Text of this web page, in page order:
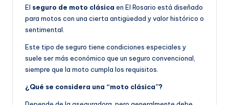
El seguro de moto clásica en El Rosario está diseñado
para motos con una cierta antigüedad y valor histórico o
sentimental.
Este tipo de seguro tiene condiciones especiales y
suele ser más económico que un seguro convencional,
siempre que la moto cumpla los requisitos.
¿Qué se considera una “moto clásica”?